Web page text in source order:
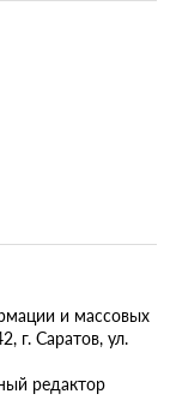
и массовых
г. Саратов, ул.
редактор